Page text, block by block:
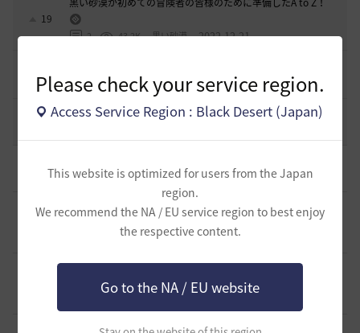
Please check your service region.
Access Service Region : Black Desert (Japan)
This website is optimized for users from the Japan
region.
We recommend the NA / EU service region to best enjoy
the respective content.
Go to the NA / EU website
19
2 43.2K 黒い砂漠 2022.12.21
8
1 32.3K 黒い砂漠 2021.05.12
51
コミュニティの利用にあたって
0
0 25 シアラナーザ-日本 1 時間前
[ギルド募集]◇🔶【SOLATIO】メンバー募集!新規復帰者さん
も歓迎！🔶◇
11 たりほー-日本 1 時間前
[ギルド募集]【夢の結びめ】ワイワイ楽しめるメンバー募集
中！🩷🧡💛💚💙🩵💜
[ギルド募集]【クラバート】初心者、復帰、ベテラン、移